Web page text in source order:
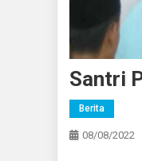
Santri
Berita
08/08/2022